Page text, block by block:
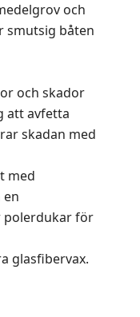
och
smutsig båten
och skador
att avfetta
skadan med
med
en
polerdukar för
glasfibervax.